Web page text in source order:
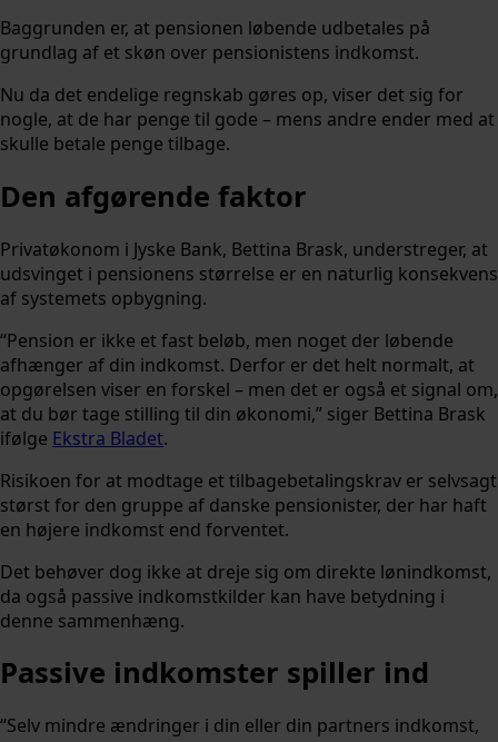
Baggrunden er, at pensionen løbende udbetales på
grundlag af et skøn over pensionistens indkomst.
Nu da det endelige regnskab gøres op, viser det sig for
nogle, at de har penge til gode – mens andre ender med at
skulle betale penge tilbage.
Den afgørende faktor
Privatøkonom i Jyske Bank, Bettina Brask, understreger, at
udsvinget i pensionens størrelse er en naturlig konsekvens
af systemets opbygning.
“Pension er ikke et fast beløb, men noget der løbende
afhænger af din indkomst. Derfor er det helt normalt, at
opgørelsen viser en forskel – men det er også et signal om,
at du bør tage stilling til din økonomi,” siger Bettina Brask
ifølge Ekstra Bladet.
Risikoen for at modtage et tilbagebetalingskrav er selvsagt
størst for den gruppe af danske pensionister, der har haft
en højere indkomst end forventet.
Det behøver dog ikke at dreje sig om direkte lønindkomst,
da også passive indkomstkilder kan have betydning i
denne sammenhæng.
Passive indkomster spiller ind
“Selv mindre ændringer i din eller din partners indkomst,